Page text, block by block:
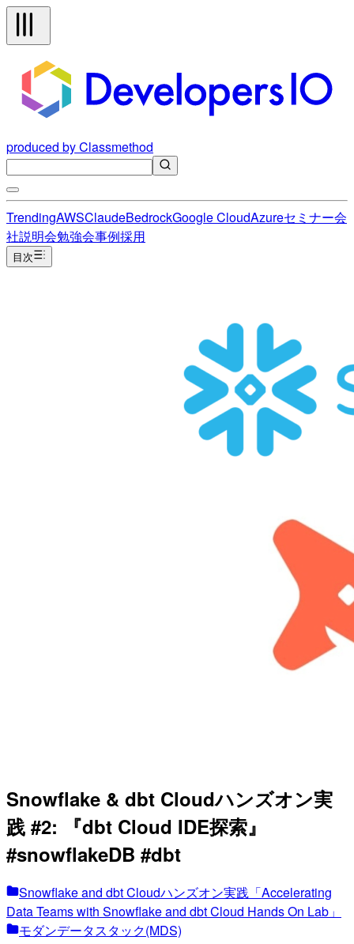
produced by Classmethod
TrendingAWSClaudeBedrockGoogle CloudAzureセミナー会
社説明会勉強会事例採用
目次
Snowflake & dbt Cloudハンズオン実
践 #2: 『dbt Cloud IDE探索』
#snowflakeDB #dbt
Snowflake and dbt Cloudハンズオン実践「Accelerating
Data Teams with Snowflake and dbt Cloud Hands On Lab」
モダンデータスタック(MDS)